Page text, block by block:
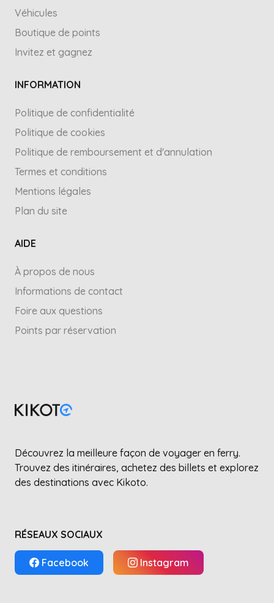
Véhicules
Boutique de points
Invitez et gagnez
INFORMATION
Politique de confidentialité
Politique de cookies
Politique de remboursement et d'annulation
Termes et conditions
Mentions légales
Plan du site
AIDE
À propos de nous
Informations de contact
Foire aux questions
Points par réservation
Découvrez la meilleure façon de voyager en ferry.
Trouvez des itinéraires, achetez des billets et explorez
des destinations avec Kikoto.
RÉSEAUX SOCIAUX
Facebook Instagram